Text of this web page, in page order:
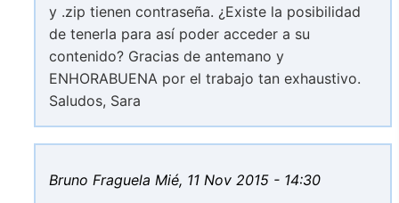
y .zip tienen contraseña. ¿Existe la posibilidad
de tenerla para así poder acceder a su
contenido? Gracias de antemano y
ENHORABUENA por el trabajo tan exhaustivo.
Saludos, Sara
Bruno Fraguela Mié, 11 Nov 2015 - 14:30